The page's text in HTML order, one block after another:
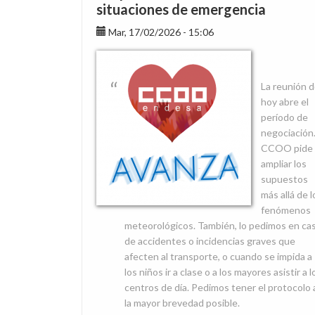
situaciones de emergencia
Mar, 17/02/2026 - 15:06
La reunión
hoy abre el
período de
negociación.
CCOO pide
ampliar los
supuestos
más allá de
fenómenos
meteorológicos. También, lo pedimos en
de accidentes o incidencias graves que
afecten al transporte, o cuando se impida a
los niños ir a clase o a los mayores asistir a
centros de día. Pedimos tener el protocolo
la mayor brevedad posible.